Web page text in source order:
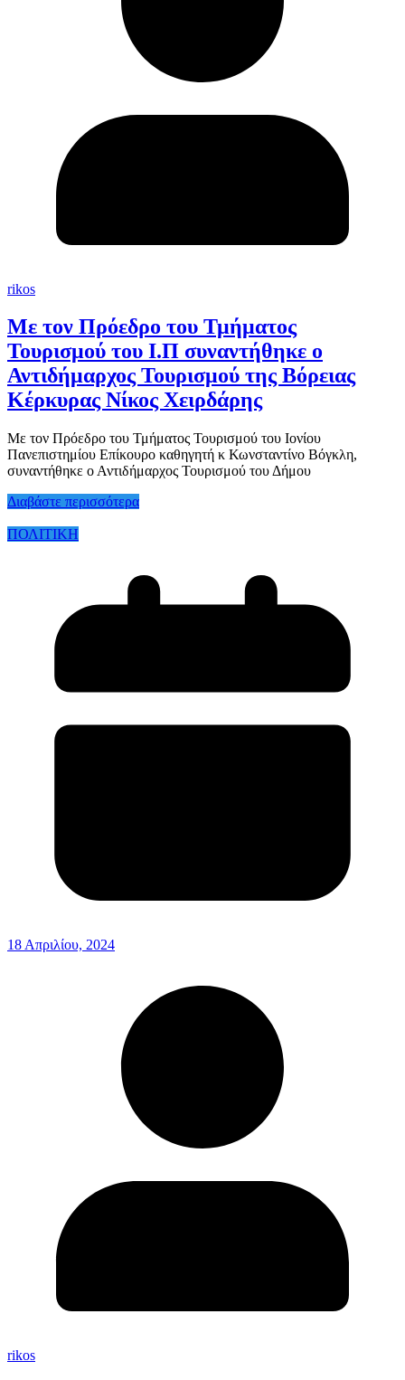
rikos
Με τον Πρόεδρο του Τμήματος
Τουρισμού του Ι.Π συναντήθηκε ο
Αντιδήμαρχος Τουρισμού της Βόρειας
Κέρκυρας Νίκος Χειρδάρης
Με τον Πρόεδρο του Τμήματος Τουρισμού του Ιονίου
Πανεπιστημίου Επίκουρο καθηγητή κ Κωνσταντίνο Βόγκλη,
συναντήθηκε ο Αντιδήμαρχος Τουρισμού του Δήμου
Διαβάστε περισσότερα
ΠΟΛΙΤΙΚΗ
18 Απριλίου, 2024
rikos